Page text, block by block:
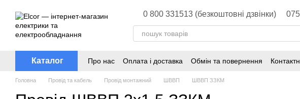
0 800 331513 (безкоштовні дзвінки)
Каталог Про нас Оплата і доставка Обмін та повернення
Головна Провід та кабель Провід монтажний ШВВП ШВВП ЗЗКМ